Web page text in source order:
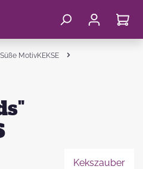
Süße MotivKEKSE
Kekszauber